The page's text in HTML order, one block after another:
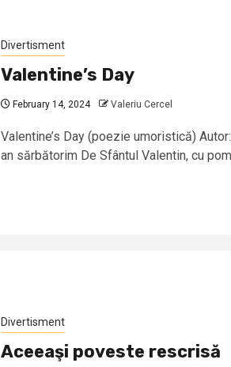
Divertisment
Valentine’s Day
February 14, 2024 Valeriu Cercel
Valentine’s Day (poezie umoristică)
an sărbătorim De Sfântul Valentin, cu
Divertisment
Aceeaşi poveste rescrisă